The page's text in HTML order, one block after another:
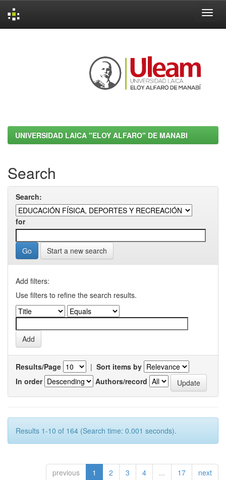
UNIVERSIDAD LAICA "ELOY ALFARO" DE MANABI
Search
Search:
for
Start a new search
Add filters:
Use filters to refine the search results.
Results/Page | Sort items by
In order
Authors/record
Results 1-10 of 164 (Search time: 0.001 seconds).
previous 1 2 3 4 ... 17 next